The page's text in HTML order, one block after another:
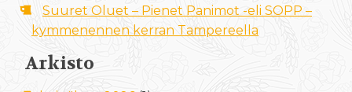
Suuret Oluet – Pienet Panimot -eli SOPP –
kymmenennen kerran Tampereella
Arkisto